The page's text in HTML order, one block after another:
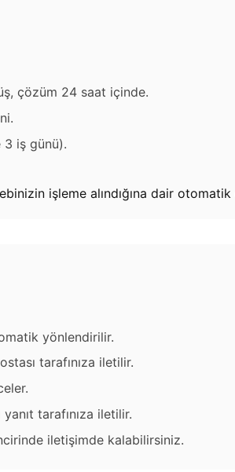
çözüm 24 saat içinde.
3 iş günü).
işleme alındığına dair otomatik
yönlendirilir.
tarafınıza iletilir.
tarafınıza iletilir.
iletişimde kalabilirsiniz.